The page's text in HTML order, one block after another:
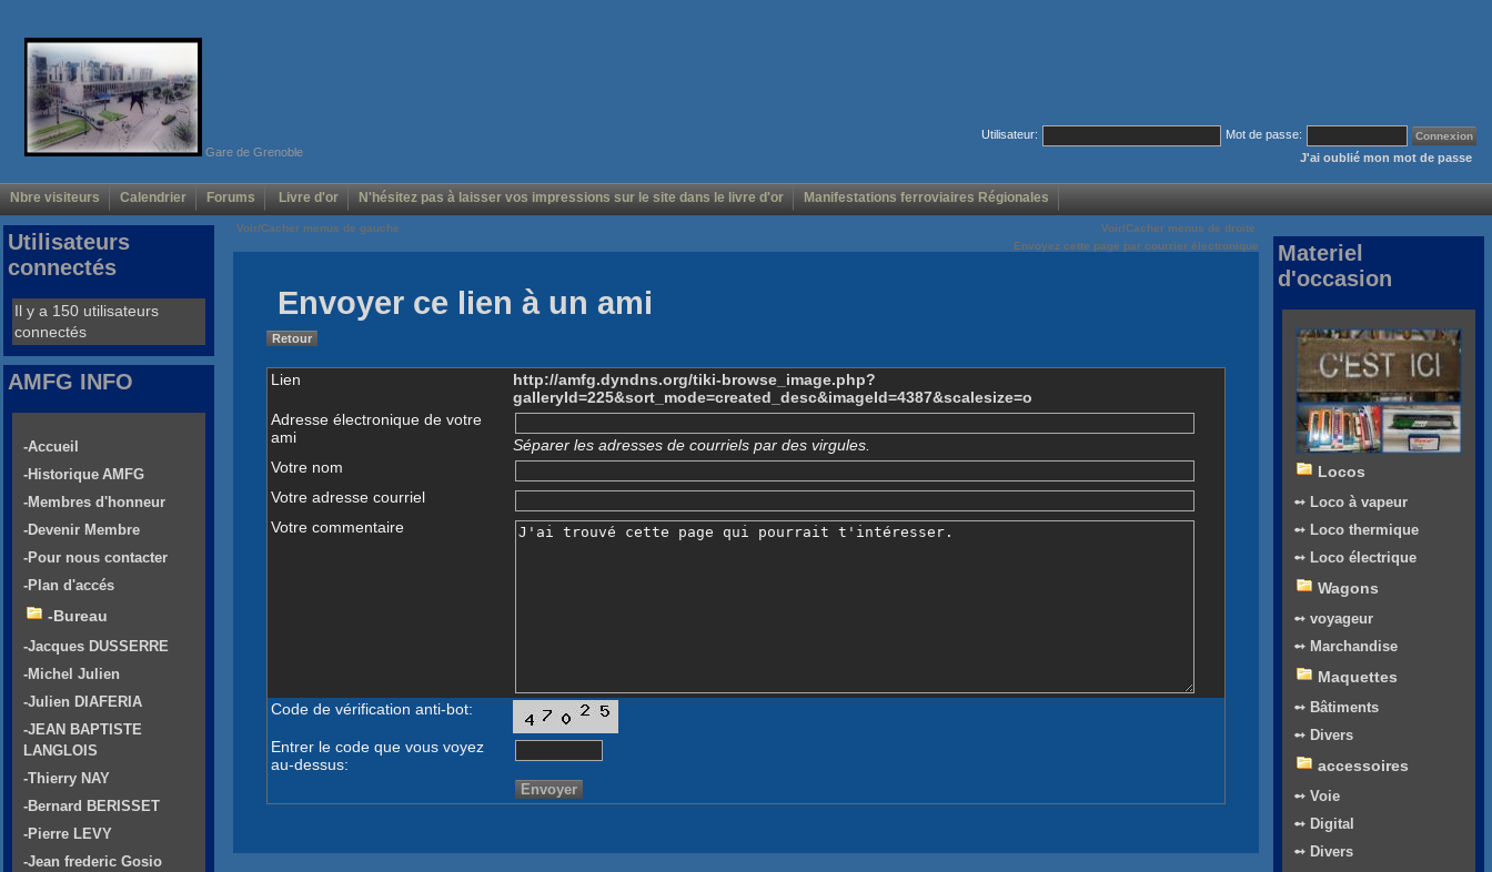
Gare de Grenoble
Utilisateur:
Mot de passe:
J'ai oublié mon mot de passe
Nbre visiteurs Calendrier Forums Livre d'or N'hésitez pas à laisser vos impressions sur le site dans le livre d'or Manifestations ferroviaires Régionales
Voir/Cacher menus de gauche
Voir/Cacher menus de droite
Envoyez cette page par courrier électronique
Envoyer ce lien à un ami
Retour
Lien
http://amfg.dyndns.org/tiki-browse_image.php?
galleryId=225&sort_mode=created_desc&imageId=4387&scalesize=o
Adresse électronique de votre
ami
Séparer les adresses de courriels par des virgules.
Votre nom
Votre adresse courriel
Votre commentaire
Code de vérification anti-bot:
Entrer le code que vous voyez
au-dessus:
Utilisateurs
connectés
Il y a 150 utilisateurs
connectés
AMFG INFO
-Accueil
-Historique AMFG
-Membres d'honneur
-Devenir Membre
-Pour nous contacter
-Plan d'accés
-Bureau
-Jacques DUSSERRE
-Michel Julien
-Julien DIAFERIA
-JEAN BAPTISTE
LANGLOIS
-Thierry NAY
-Bernard BERISSET
-Pierre LEVY
-Jean frederic Gosio
Materiel
d'occasion
Locos
➻ Loco à vapeur
➻ Loco thermique
➻ Loco électrique
Wagons
➻ voyageur
➻ Marchandise
Maquettes
➻ Bâtiments
➻ Divers
accessoires
➻ Voie
➻ Digital
➻ Divers